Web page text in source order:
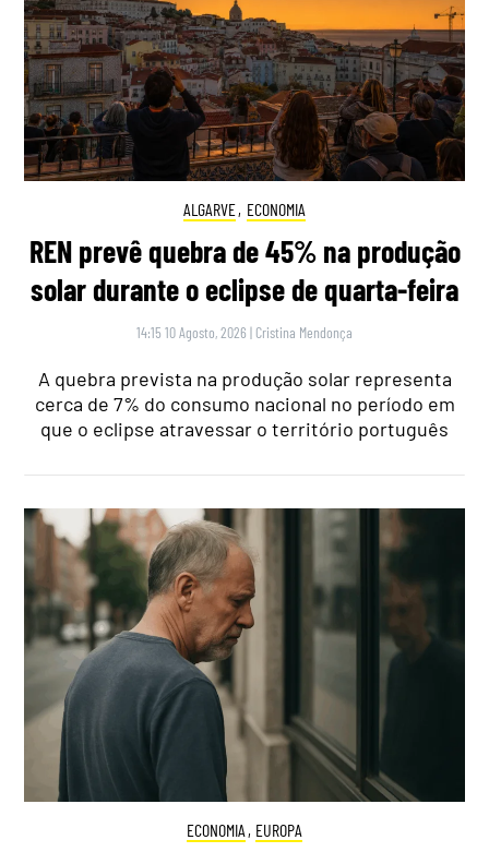
ALGARVE, ECONOMIA
REN prevê quebra de 45% na produção
solar durante o eclipse de quarta-feira
14:15 10 Agosto, 2026 | Cristina Mendonça
A quebra prevista na produção solar representa
cerca de 7% do consumo nacional no período em
que o eclipse atravessar o território português
ECONOMIA , EUROPA